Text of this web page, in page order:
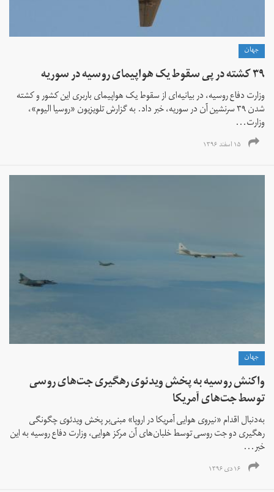
جهان
۳۹ کشته در پی سقوط یک هواپیمای روسیه در سوریه
وزارت دفاع روسیه، در بیانیه‌ای از سقوط یک هواپیمای باربری این کشور و کشته
شدن ۳۹ سرنشین آن در سوریه، خبر داد. به گزارش تلویزیون «روسیا الیوم»،
وزارت...
۱۵ اسفند ۱۳۹۶
جهان
واکنش روسیه به پخش ویدئوی رهگیری جت‌های روسی
توسط جت‌های آمریکا
به‌دنبال اقدام «نیروی هوایی آمریکا در اروپا» مبنی‌بر پخش ویدئوی چگونگی
رهگیری دو جت روسی توسط خلبان‌های آن مرکز هوایی، وزارت دفاع روسیه به این
خبر...
۱۶ دی ۱۳۹۶